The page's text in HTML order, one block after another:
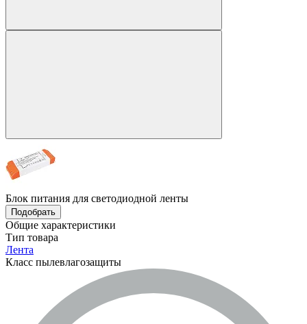
Блок питания для светодиодной ленты
Подобрать
Общие характеристики
Тип товара
Лента
Класс пылевлагозащиты